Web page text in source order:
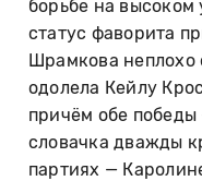
борьбе на высоком
статус фаворита
Шрамкова неплохо
одолела Кейлу
причём обе победы
словачка дважды
партиях —